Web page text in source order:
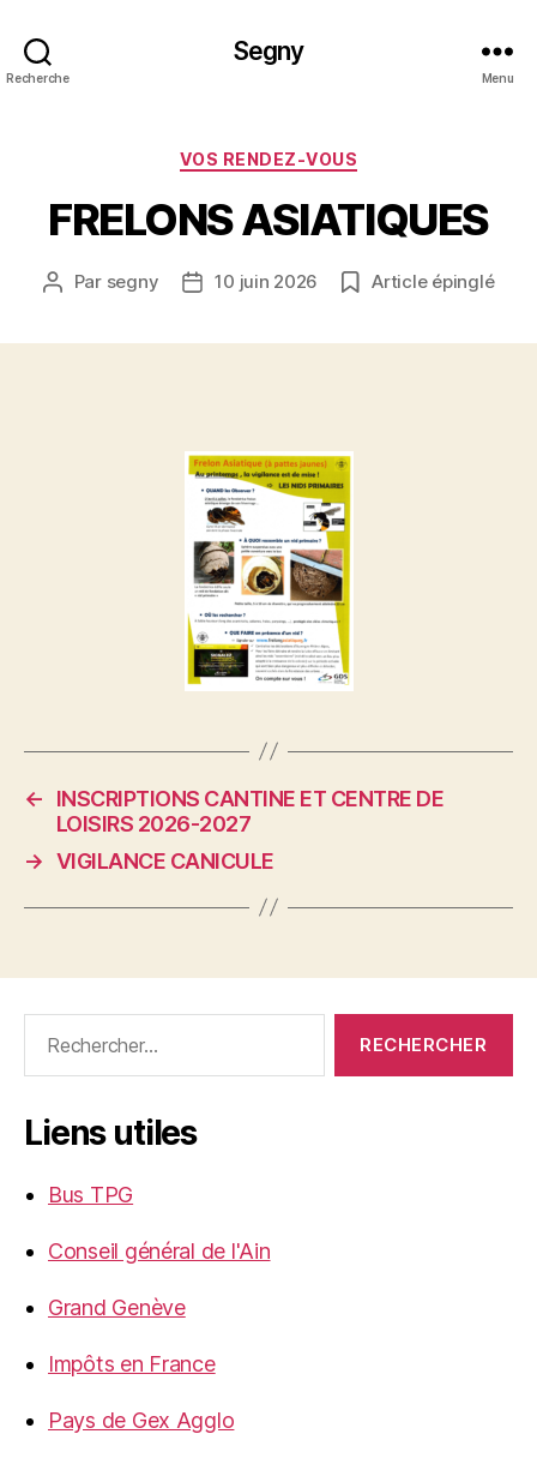
Recherche
Segny
Menu
Catégories
VOS RENDEZ-VOUS
FRELONS ASIATIQUES
Auteur
Par segny
Date10 juin 2026 Article épinglé
←
INSCRIPTIONS CANTINE ET CENTRE DE
LOISIRS 2026-2027
→ VIGILANCE CANICULE
Liens utiles
Bus TPG
Conseil général de l'Ain
Grand Genève
Impôts en France
Pays de Gex Agglo